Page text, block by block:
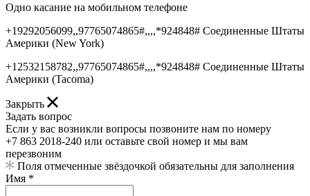
Одно касание на мобильном телефоне
+19292056099,,97765074865#,,,,*924848# Соединенные Штаты
Америки (New York)
+12532158782,,97765074865#,,,,*924848# Соединенные Штаты
Америки (Tacoma)
Закрыть
Задать вопрос
Если у вас возникли вопросы позвоните нам по номеру
+7 863 2018-240 или оставьте свой номер и мы вам
перезвоним
Поля отмеченные звёздочкой обязательны для заполнения
Имя *